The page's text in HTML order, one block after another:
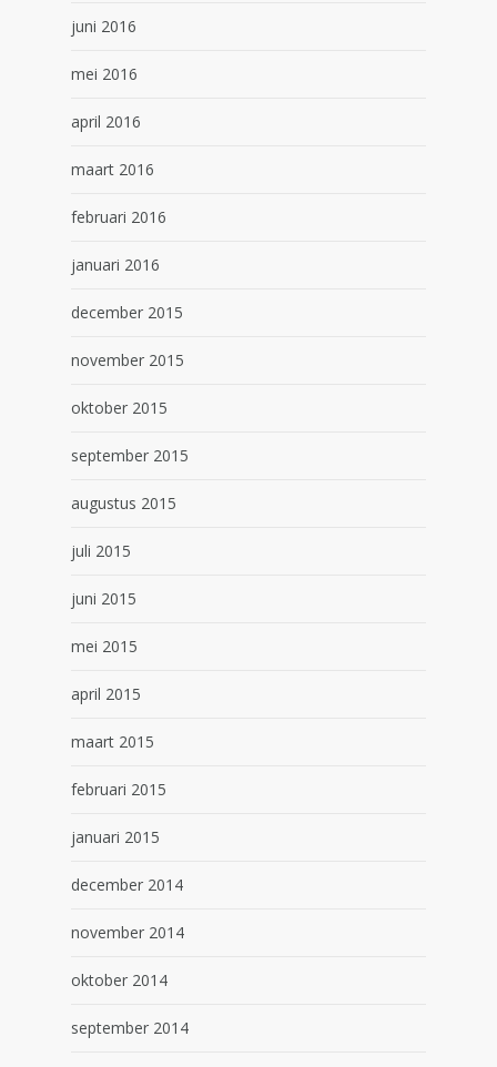
juni 2016
mei 2016
april 2016
maart 2016
februari 2016
januari 2016
december 2015
november 2015
oktober 2015
september 2015
augustus 2015
juli 2015
juni 2015
mei 2015
april 2015
maart 2015
februari 2015
januari 2015
december 2014
november 2014
oktober 2014
september 2014